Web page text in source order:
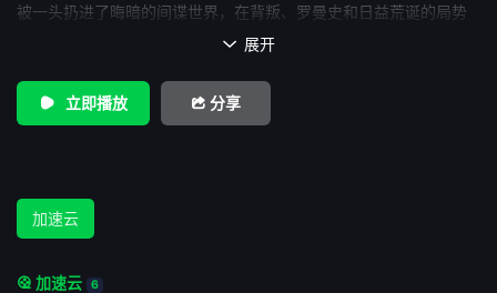
被一头扔进了晦暗的间谍世界，在背叛、罗曼史和日益荒诞的局势
 展开
立即播放 分享
加速云
加速云 6